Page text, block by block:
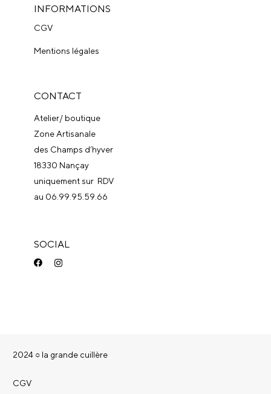
INFORMATIONS
CGV
Mentions légales
CONTACT
Atelier/ boutique
Zone Artisanale
des Champs d’hyver
18330 Nançay
uniquement sur RDV
au 06.99.95.59.66
SOCIAL
2024 ○ la grande cuillère
CGV